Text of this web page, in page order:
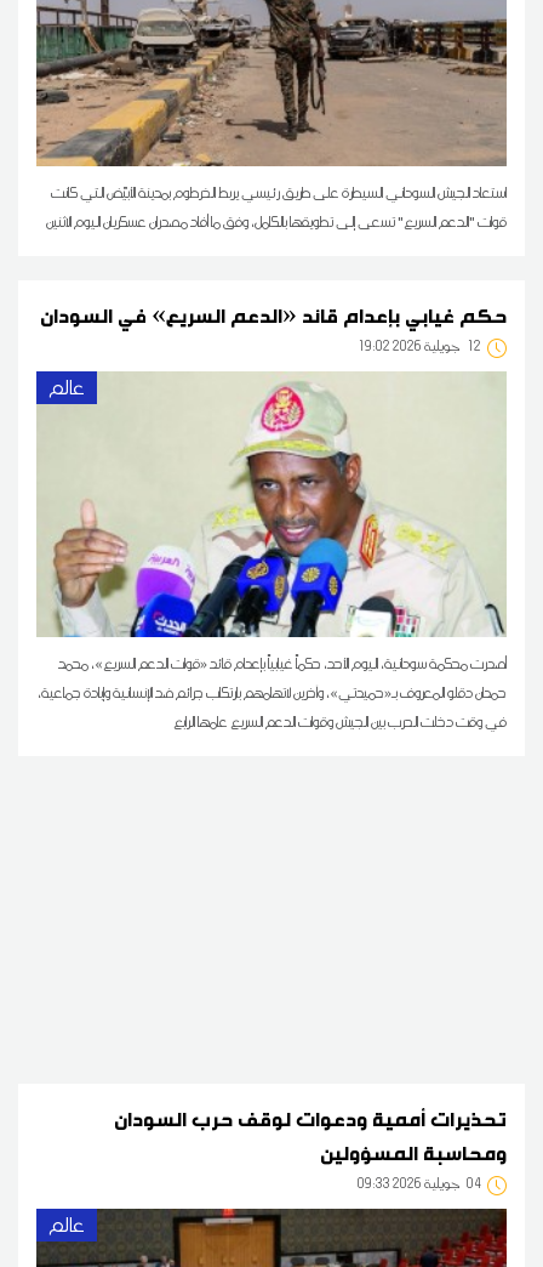
استعاد الجيش السوداني السيطرة على طريق رئيسي يربط الخرطوم بمدينة الأبيّض التي كانت
قوات "الدعم السريع" تسعى إلى تطويقها بالكامل، وفق ما أفاد مصدران عسكريان اليوم الاثنين
حكم غيابي بإعدام قائد «الدعم السريع» في السودان
12 19:02 2026 جويلية
عالم
أصدرت محكمة سودانية، اليوم الأحد، حكماً غيابياً بإعدام قائد «قوات الدعم السريع»، محمد
حمدان دقلو المعروف بـ«حميدتي»، وآخرين لاتهامهم بارتكاب جرائم ضد الإنسانية وإبادة جماعية،
في وقت دخلت الحرب بين الجيش وقوات الدعم السريع عامها الرابع
تحذيرات أممية ودعوات لوقف حرب السودان
ومحاسبة المسؤولين
04 09:33 2026 جويلية
عالم